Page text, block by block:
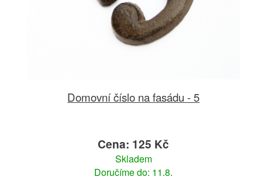
Domovní číslo na fasádu - 5
Cena: 125 Kč
Skladem
Doručíme do: 11.8.